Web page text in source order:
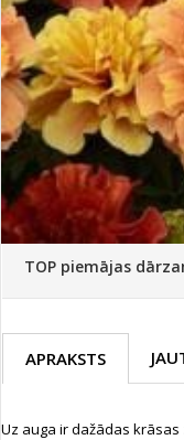
Klientu Diena
Novatec - izcils
sezonas otrajā pusē!
Piedāvājums
TOP piemājas
APRAKSTS
Uz auga ir dažādas